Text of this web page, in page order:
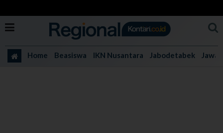
Home Beasiswa IKN Nusantara Jabodetabek Jawa